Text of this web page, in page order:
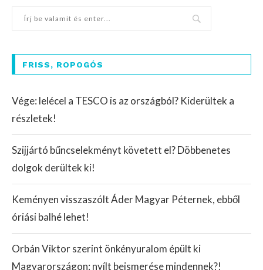
FRISS, ROPOGÓS
Vége: lelécel a TESCO is az országból? Kiderültek a
részletek!
Szijjártó bűncselekményt követett el? Döbbenetes
dolgok derültek ki!
Keményen visszaszólt Áder Magyar Péternek, ebből
óriási balhé lehet!
Orbán Viktor szerint önkényuralom épült ki
Magyarországon: nyílt beismerése mindennek?!